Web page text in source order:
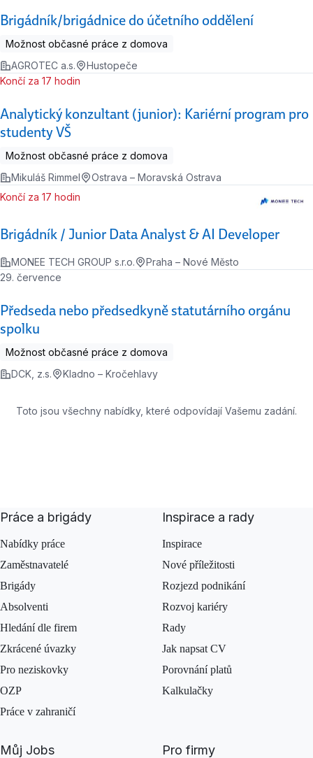
Brigádník/brigádnice do účetního oddělení
Možnost občasné práce z domova
AGROTEC a.s.
Hustopeče
Analytický konzultant (junior): Kariérní program pro
studenty VŠ
Končí za 17 hodin
Možnost občasné práce z domova
Mikuláš Rimmel
Ostrava – Moravská Ostrava
Brigádník / Junior Data Analyst & AI Developer
Končí za 17 hodin
MONEE TECH GROUP s.r.o. Praha – Nové Město
Předseda nebo předsedkyně statutárního orgánu
spolku
29. července
Možnost občasné práce z domova
DCK, z.s.
Kladno – Kročehlavy
Toto jsou všechny nabídky, které odpovídají Vašemu zadání.
Práce a brigády
Nabídky práce
Zaměstnavatelé
Brigády
Absolventi
Hledání dle firem
Zkrácené úvazky
Pro neziskovky
OZP
Práce v zahraničí
Inspirace a rady
Inspirace
Nové příležitosti
Rozjezd podnikání
Rozvoj kariéry
Rady
Jak napsat CV
Porovnání platů
Kalkulačky
Můj Jobs Pro firmy